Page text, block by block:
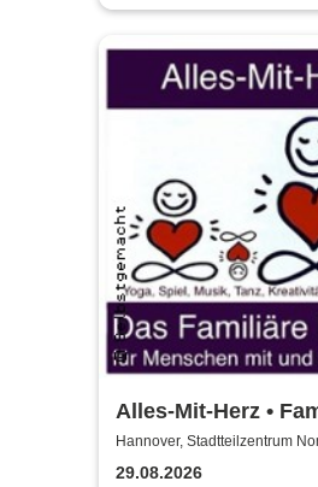
Alles-Mit-Herz •
Festival - für
Menschen ohne
Hannover, Stadtteilzentrum
Saal)
29.08.2026